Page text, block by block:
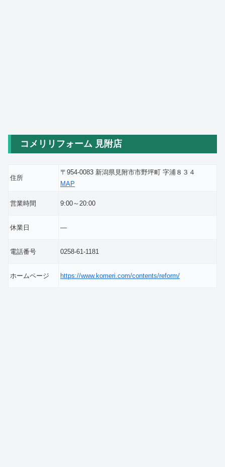
コメリリフォーム 見附店
住所
〒954-0083 新潟県見附市市野坪町 字浦８３４
MAP
営業時間 9:00～20:00
休業日 ―
電話番号 0258-61-1181
ホームページ https://www.komeri.com/contents/reform/